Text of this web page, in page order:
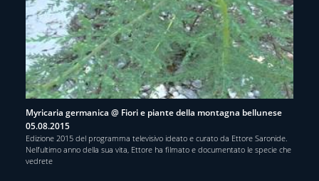
Myricaria germanica @ Fiori e piante della montagna bellunese
05.08.2015
Edizione 2015 del programma televisivo ideato e curato da Ettore Saronide.
Nell’ultimo anno della sua vita, Ettore ha filmato e documentato le specie che
vedrete